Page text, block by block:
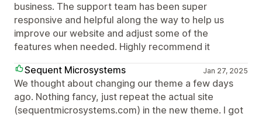
business. The support team has been super
responsive and helpful along the way to help us
improve our website and adjust some of the
features when needed. Highly recommend it
Sequent Microsystems
Jan 27, 2025
We thought about changing our theme a few days
ago. Nothing fancy, just repeat the actual site
(sequentmicrosystems.com) in the new theme. I got